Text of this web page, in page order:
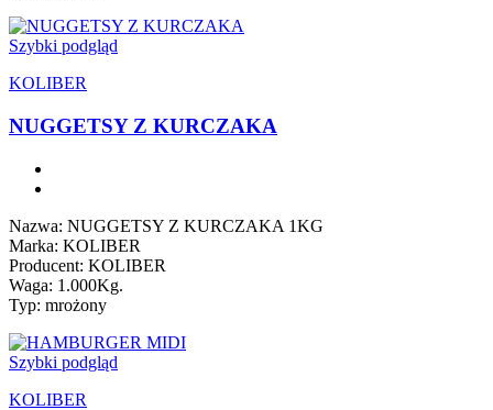
Szybki podgląd
KOLIBER
NUGGETSY Z KURCZAKA
Nazwa: NUGGETSY Z KURCZAKA 1KG
Marka: KOLIBER
Producent: KOLIBER
Waga: 1.000Kg.
Typ: mrożony
Szybki podgląd
KOLIBER